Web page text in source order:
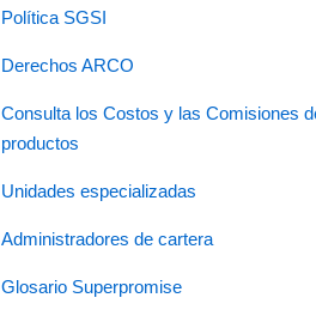
Política SGSI
Derechos ARCO
Consulta los Costos y las Comisiones
productos
Unidades especializadas
Administradores de cartera
Glosario Superpromise